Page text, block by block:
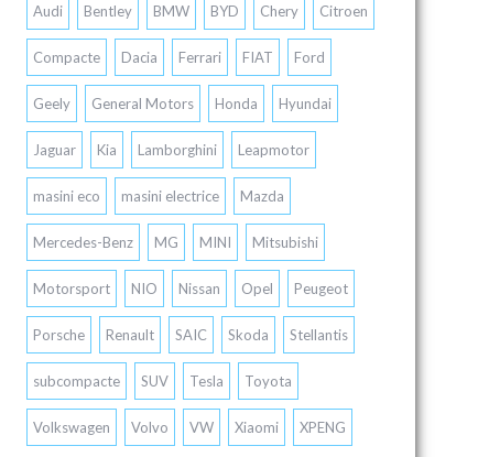
Audi Bentley BMW BYD Chery Citroen
Compacte Dacia Ferrari FIAT Ford
Geely General Motors Honda Hyundai
Jaguar Kia Lamborghini Leapmotor
masini eco masini electrice Mazda
Mercedes-Benz MG MINI Mitsubishi
Motorsport NIO Nissan Opel Peugeot
Porsche Renault SAIC Skoda Stellantis
subcompacte SUV Tesla Toyota
Volkswagen Volvo VW Xiaomi XPENG